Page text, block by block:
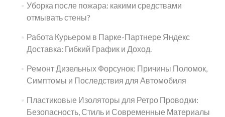
Уборка после пожара: какими средствами
отмывать стены?
Работа Курьером в Парке-Партнере Яндекс
Доставка: Гибкий График и Доход.
Ремонт Дизельных Форсунок: Причины Поломок,
Симптомы и Последствия для Автомобиля
Пластиковые Изоляторы для Ретро Проводки:
Безопасность, Стиль и Современные Материалы